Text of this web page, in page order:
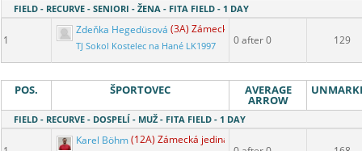
FIELD - RECURVE - SENIORI - ŽENA - FITA FIELD - 1 DAY
1
Zdeňka Hegedüsová (3A) Zámecká jediná
TJ Sokol Kostelec na Hané LK1997 0 after 0 129
POS. ŠPORTOVEC AVERAGE
ARROW
FIELD - RECURVE - DOSPELÍ - MUŽ - FITA FIELD - 1 DAY
Karel Böhm(12A) Zámecká jediná